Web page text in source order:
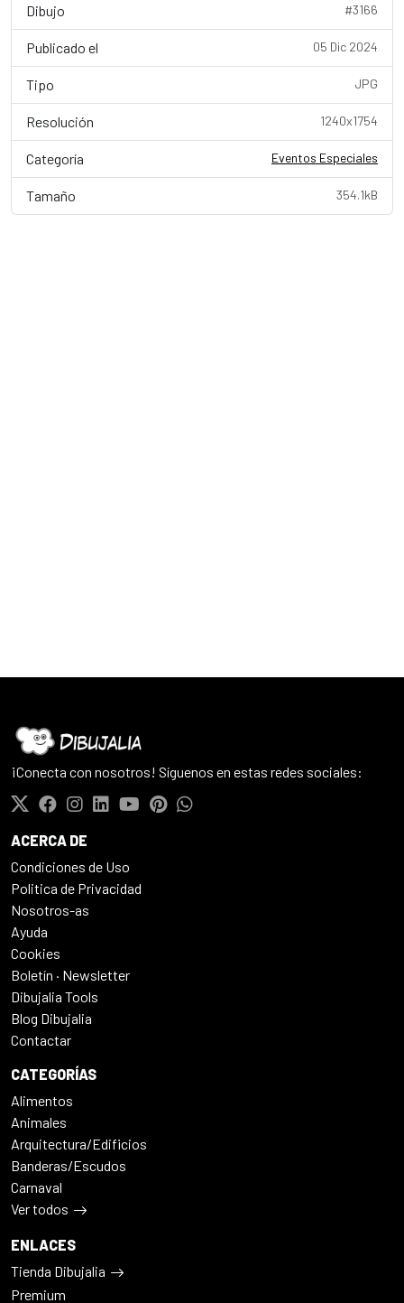
Dibujo #3166
Publicado el 05 Dic 2024
Tipo JPG
Resolución 1240x1754
Categoría Eventos Especiales
Tamaño 354.1kB
¡Conecta con nosotros! Síguenos en estas redes sociales:
ACERCA DE
Condiciones de Uso
Politica de Privacidad
Nosotros-as
Ayuda
Cookies
Boletín · Newsletter
Dibujalia Tools
Blog Dibujalia
Contactar
CATEGORÍAS
Alimentos
Animales
Arquitectura/Edificios
Banderas/Escudos
Carnaval
Ver todos
ENLACES
Tienda Dibujalia
Premium